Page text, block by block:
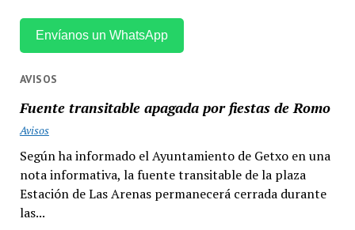
Envíanos un WhatsApp
AVISOS
Fuente transitable apagada por fiestas de Romo
Avisos
Según ha informado el Ayuntamiento de Getxo en una
nota informativa, la fuente transitable de la plaza
Estación de Las Arenas permanecerá cerrada durante
las...